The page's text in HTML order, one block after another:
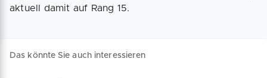
aktuell damit auf Rang 15.
Das könnte Sie auch interessieren